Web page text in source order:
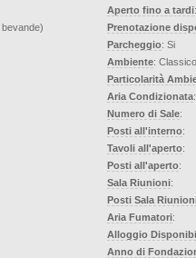
Aperto fino a tardi:
Prenotazione
Parcheggio: Si
Ambiente: Classico
Particolarità
Aria Condizionata
Numero di Sale:
Posti all'interno:
Tavoli all'aperto:
Posti all'aperto:
Sala Riunioni:
Posti Sala
Aria Fumatori:
Alloggio
Anno di